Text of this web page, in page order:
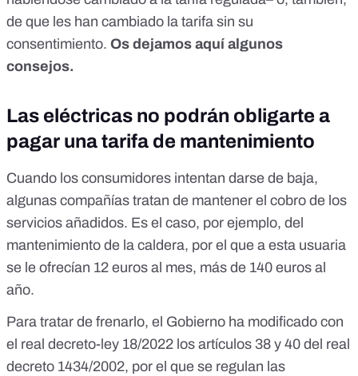
de que les han cambiado la tarifa sin su
consentimiento. Os dejamos aquí algunos
consejos.
Las eléctricas no podrán obligarte a
pagar una tarifa de mantenimiento
Cuando los consumidores intentan darse de baja,
algunas compañías tratan de mantener el cobro de los
servicios añadidos. Es el caso, por ejemplo, del
mantenimiento de la caldera, por el que a esta usuaria
se le ofrecían 12 euros al mes, más de 140 euros al
año.
Para tratar de frenarlo, el Gobierno ha modificado con
el real decreto-ley 18/2022 los artículos 38 y 40 del real
decreto 1434/2002, por el que se regulan las